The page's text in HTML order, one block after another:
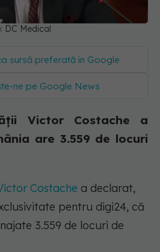
DC Medical
sursă preferată în Google
ne pe Google News
Victor Costache a
are 3.559 de locuri
Costache a declarat,
pentru digi24, că
3.559 de locuri de